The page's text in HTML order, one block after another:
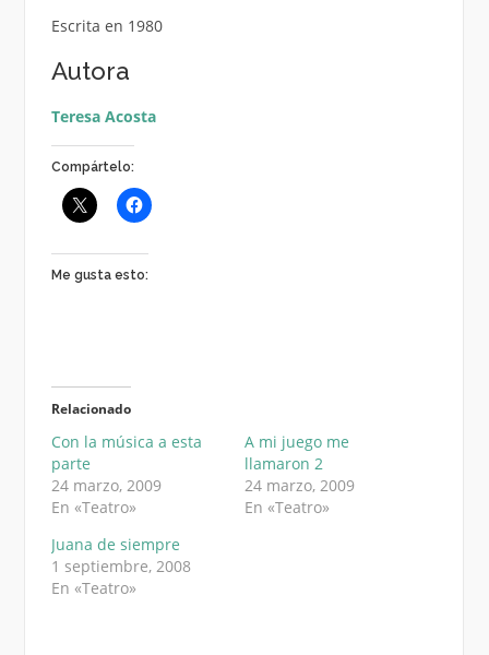
Escrita en 1980
Autora
Teresa Acosta
Compártelo:
Me gusta esto:
Relacionado
Con la música a esta
parte
24 marzo, 2009
En «Teatro»
A mi juego me
llamaron 2
24 marzo, 2009
En «Teatro»
Juana de siempre
1 septiembre, 2008
En «Teatro»